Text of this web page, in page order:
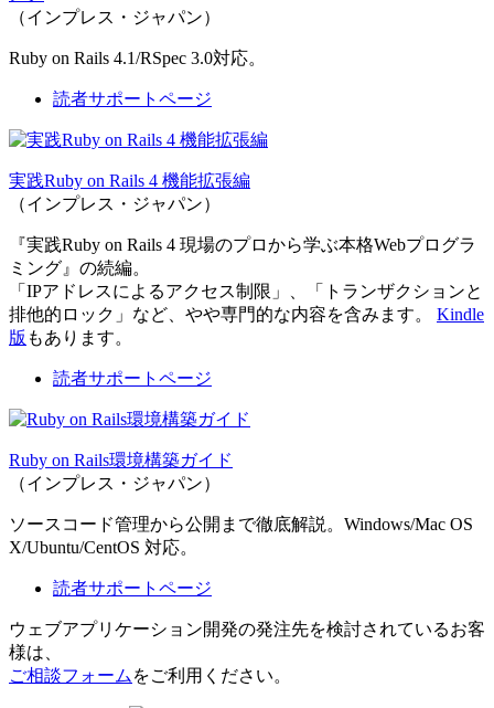
（インプレス・ジャパン）
Ruby on Rails 4.1/RSpec 3.0対応。
読者サポートページ
実践Ruby on Rails 4 機能拡張編
（インプレス・ジャパン）
『実践Ruby on Rails 4 現場のプロから学ぶ本格Webプログラ
ミング』の続編。
「IPアドレスによるアクセス制限」、「トランザクションと
排他的ロック」など、やや専門的な内容を含みます。 Kindle
版 もあります。
読者サポートページ
Ruby on Rails環境構築ガイド
（インプレス・ジャパン）
ソースコード管理から公開まで徹底解説。Windows/Mac OS
X/Ubuntu/CentOS 対応。
読者サポートページ
ウェブアプリケーション開発の発注先を検討されているお客
様は、
ご相談フォーム をご利用ください。